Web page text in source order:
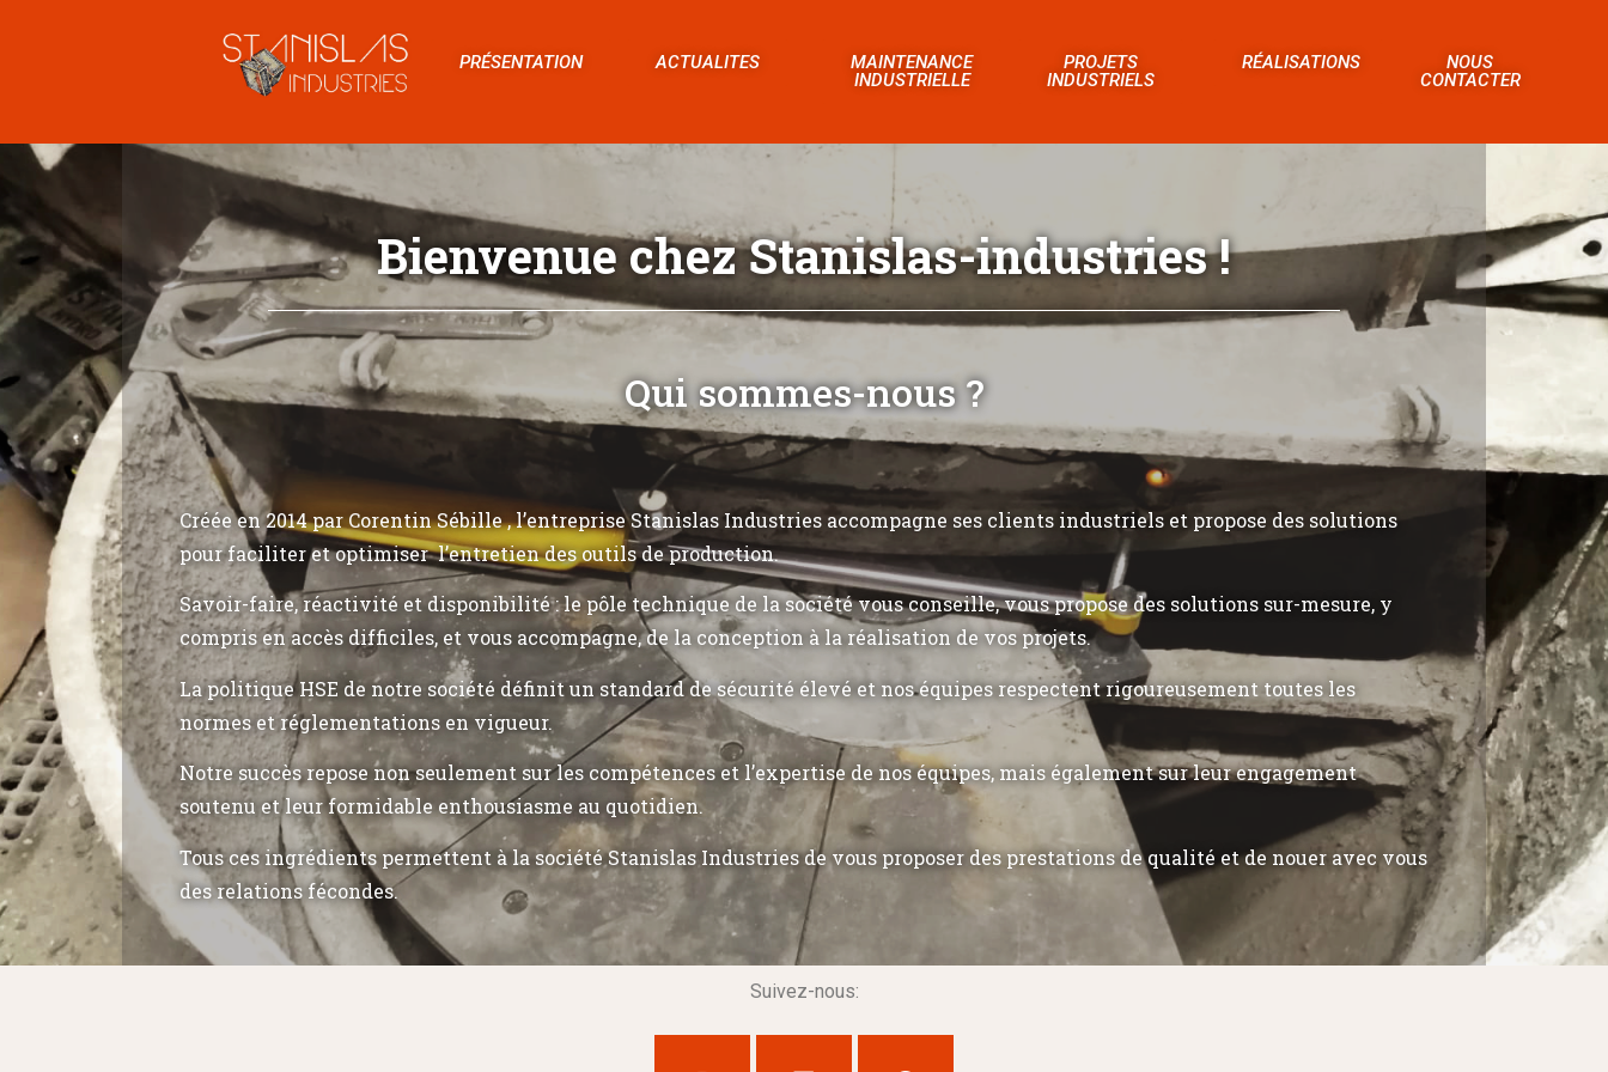
PRÉSENTATION ACTUALITES
MAINTENANCE
INDUSTRIELLE
PROJETS
INDUSTRIELS
RÉALISATIONS
NOUS
CONTACTER
Bienvenue chez Stanislas-industries !
Qui sommes-nous ?
Créée en 2014 par Corentin Sébille , l’entreprise Stanislas Industries accompagne ses clients industriels et propose des solutions
pour faciliter et optimiser l’entretien des outils de production.
Savoir-faire, réactivité et disponibilité : le pôle technique de la société vous conseille, vous propose des solutions sur-mesure, y
compris en accès difficiles, et vous accompagne, de la conception à la réalisation de vos projets.
La politique HSE de notre société définit un standard de sécurité élevé et nos équipes respectent rigoureusement toutes les
normes et réglementations en vigueur.
Notre succès repose non seulement sur les compétences et l’expertise de nos équipes, mais également sur leur engagement
soutenu et leur formidable enthousiasme au quotidien.
Tous ces ingrédients permettent à la société Stanislas Industries de vous proposer des prestations de qualité et de nouer avec vous
des relations fécondes.
Suivez-nous: